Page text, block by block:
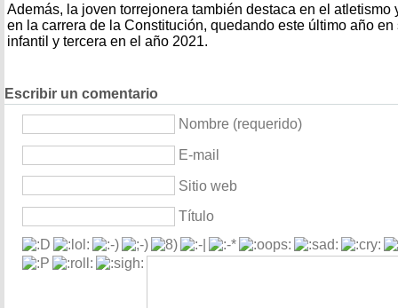
Además, la joven torrejonera también destaca en el atletismo
en la carrera de la Constitución, quedando este último año
infantil y tercera en el año 2021.
Escribir un comentario
Nombre (requerido)
E-mail
Sitio web
Título